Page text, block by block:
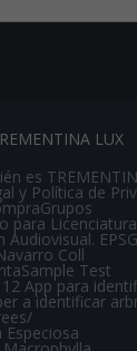
LUX
es
y Política de
Grupos
para
Coll
Sample Test
App para
a identificar
Especiosa